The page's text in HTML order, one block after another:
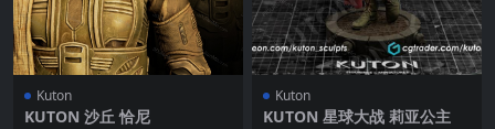
Kuton
KUTON 沙丘 恰尼
Kuton
KUTON 星球大战 莉亚公主